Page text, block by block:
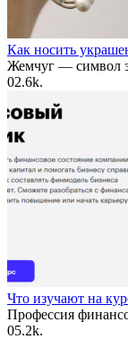
Как носить
Жемчуг — символ
02.6k.
Что изучают на
Профессия
05.2k.